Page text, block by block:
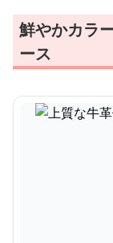
鮮やかカラ
ース